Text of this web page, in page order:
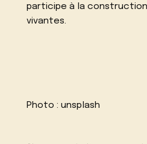
participe à la
vivantes.
Photo :unsplash